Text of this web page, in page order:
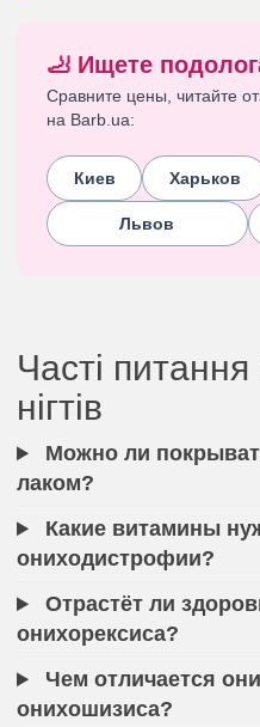
🦶 Ищете
Сравните цены, читайте
на Barb.ua:
Киев Харьков
Львов
Часті
нігтів
Можно ли
лаком?
Какие витамины
ониходистрофии?
Отрастёт ли
онихорексиса?
Чем отличается
онихошизиса?